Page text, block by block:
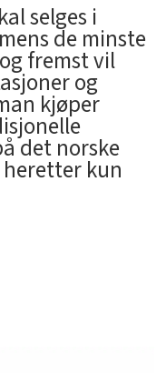
selges i
de minste
fremst vil
og
kjøper
det norske
kun